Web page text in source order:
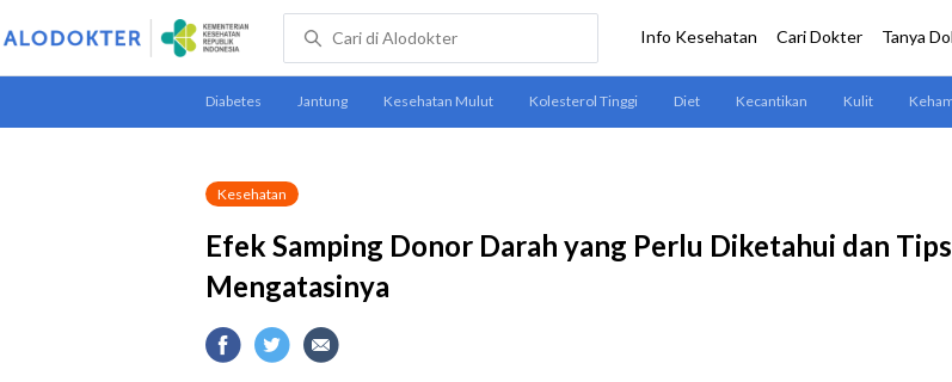
Kesehatan
Efek Samping Donor Darah yang Perlu Diketahui dan Tips
Mengatasinya